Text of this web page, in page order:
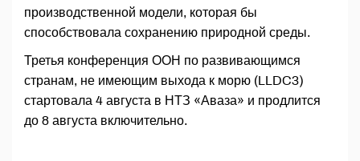
производственной модели, которая бы
способствовала сохранению природной среды.
Третья конференция ООН по развивающимся
странам, не имеющим выхода к морю (LLDC3)
стартовала 4 августа в НТЗ «Аваза» и продлится
до 8 августа включительно.